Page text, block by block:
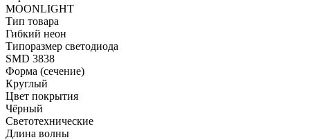
MOONLIGHT
Тип товара
Гибкий неон
Типоразмер светодиода
SMD 3838
Форма (сечение)
Круглый
Цвет покрытия
Чёрный
Светотехнические
Длина волны